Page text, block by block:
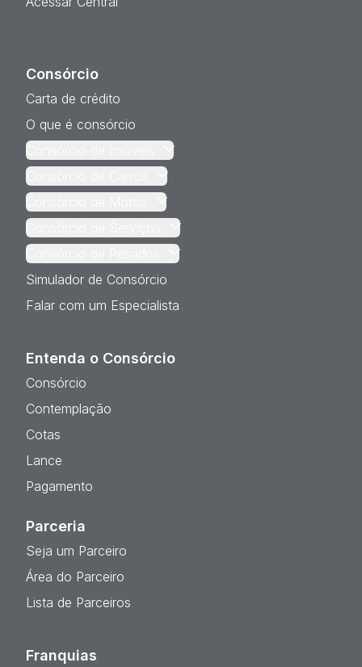
Consórcio
Carta de crédito
O que é consórcio
Simulador de Consórcio
Falar com um Especialista
Entenda o Consórcio
Consórcio
Contemplação
Cotas
Lance
Pagamento
Parceria
Seja um Parceiro
Área do Parceiro
Lista de Parceiros
Franquias